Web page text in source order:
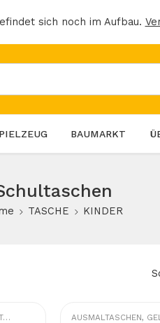
sich noch im Aufbau.
BAUMARKT
TASCHE KINDER
AUSMALTASCHEN,